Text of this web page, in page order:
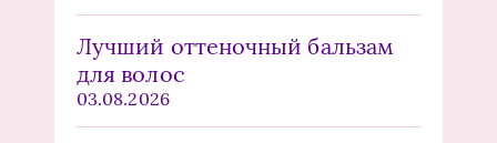
Лучший оттеночный бальзам
для волос
03.08.2026